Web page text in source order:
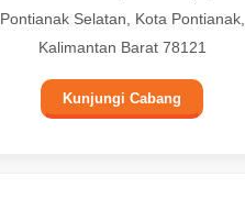
Pontianak Selatan, Kota Pontianak,
Kalimantan Barat 78121
Kunjungi Cabang